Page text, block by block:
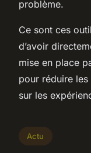
problème.
Ce sont ces
d’avoir
mise en place
pour réduire
sur les
Actu